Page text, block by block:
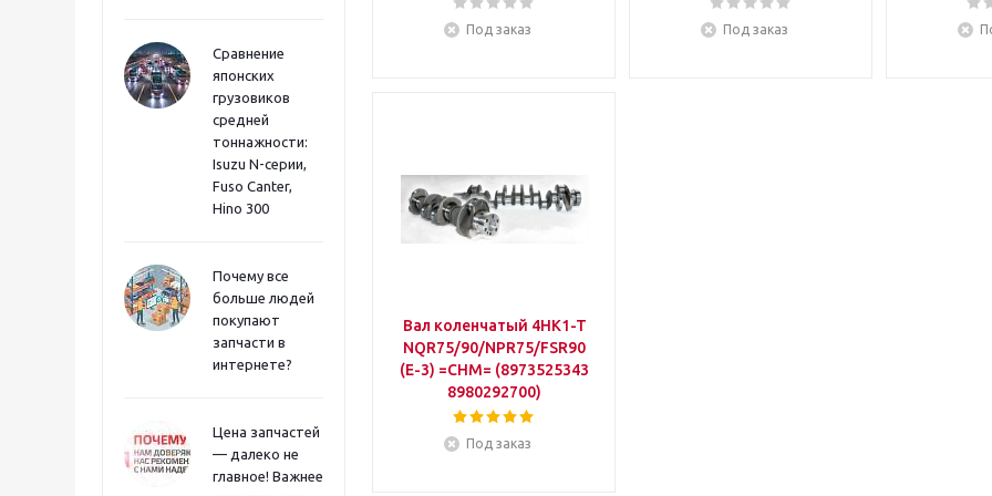
Сравнение
японских
грузовиков
средней
тоннажности:
Isuzu N-серии,
Fuso Canter,
Hino 300
Почему все
больше людей
покупают
запчасти в
интернете?
Цена запчастей
— далеко не
главное! Важнее
Под заказ Под заказ
Вал коленчатый 4HK1-T
NQR75/90/NPR75/FSR90
(Е-3) =CHM= (8973525343
8980292700)
Под заказ